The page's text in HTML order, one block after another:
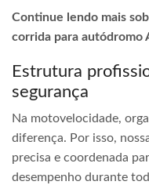
Continue lendo mais
corrida para autódromo
Estrutura
segurança
Na motovelocidade,
diferença. Por isso,
precisa e coordenada
desempenho durante